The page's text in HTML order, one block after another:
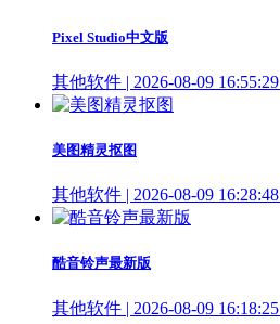
Pixel Studio中文版
其他软件 | 2026-08-09 16:55:29
美图精灵抠图
其他软件 | 2026-08-09 16:28:48
酷音铃声最新版
其他软件 | 2026-08-09 16:18:25